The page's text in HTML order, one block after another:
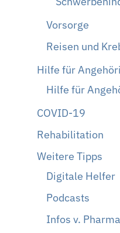
Vorsorge
Reisen und
Hilfe für
Hilfe für
COVID-19
Rehabilitation
Weitere Tipps
Digitale Helfer
Podcasts
Infos v.